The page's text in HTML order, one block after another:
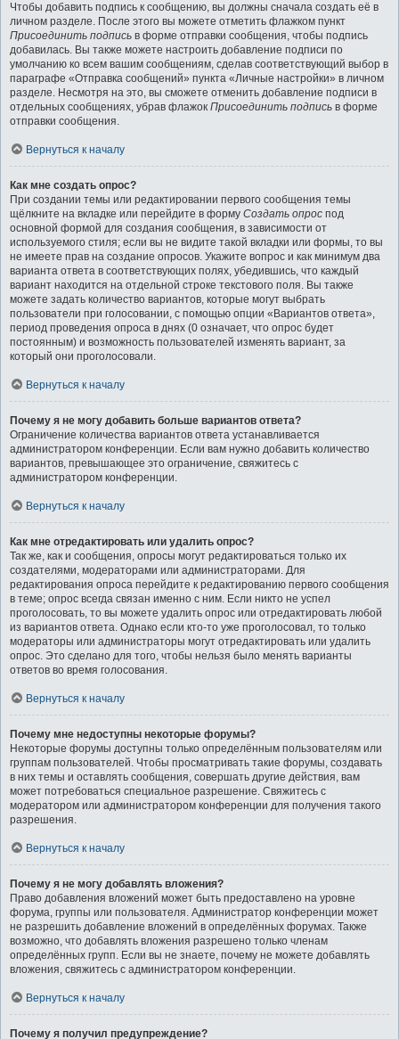
Чтобы добавить подпись к сообщению, вы должны сначала создать её в
личном разделе. После этого вы можете отметить флажком пункт
Присоединить подпись в форме отправки сообщения, чтобы подпись
добавилась. Вы также можете настроить добавление подписи по
умолчанию ко всем вашим сообщениям, сделав соответствующий выбор в
параграфе «Отправка сообщений» пункта «Личные настройки» в личном
разделе. Несмотря на это, вы сможете отменить добавление подписи в
отдельных сообщениях, убрав флажок Присоединить подпись в форме
отправки сообщения.
Вернуться к началу
Как мне создать опрос?
При создании темы или редактировании первого сообщения темы
щёлкните на вкладке или перейдите в форму Создать опрос под
основной формой для создания сообщения, в зависимости от
используемого стиля; если вы не видите такой вкладки или формы, то вы
не имеете прав на создание опросов. Укажите вопрос и как минимум два
варианта ответа в соответствующих полях, убедившись, что каждый
вариант находится на отдельной строке текстового поля. Вы также
можете задать количество вариантов, которые могут выбрать
пользователи при голосовании, с помощью опции «Вариантов ответа»,
период проведения опроса в днях (0 означает, что опрос будет
постоянным) и возможность пользователей изменять вариант, за
который они проголосовали.
Вернуться к началу
Почему я не могу добавить больше вариантов ответа?
Ограничение количества вариантов ответа устанавливается
администратором конференции. Если вам нужно добавить количество
вариантов, превышающее это ограничение, свяжитесь с
администратором конференции.
Вернуться к началу
Как мне отредактировать или удалить опрос?
Так же, как и сообщения, опросы могут редактироваться только их
создателями, модераторами или администраторами. Для
редактирования опроса перейдите к редактированию первого сообщения
в теме; опрос всегда связан именно с ним. Если никто не успел
проголосовать, то вы можете удалить опрос или отредактировать любой
из вариантов ответа. Однако если кто-то уже проголосовал, то только
модераторы или администраторы могут отредактировать или удалить
опрос. Это сделано для того, чтобы нельзя было менять варианты
ответов во время голосования.
Вернуться к началу
Почему мне недоступны некоторые форумы?
Некоторые форумы доступны только определённым пользователям или
группам пользователей. Чтобы просматривать такие форумы, создавать
в них темы и оставлять сообщения, совершать другие действия, вам
может потребоваться специальное разрешение. Свяжитесь с
модератором или администратором конференции для получения такого
разрешения.
Вернуться к началу
Почему я не могу добавлять вложения?
Право добавления вложений может быть предоставлено на уровне
форума, группы или пользователя. Администратор конференции может
не разрешить добавление вложений в определённых форумах. Также
возможно, что добавлять вложения разрешено только членам
определённых групп. Если вы не знаете, почему не можете добавлять
вложения, свяжитесь с администратором конференции.
Вернуться к началу
Почему я получил предупреждение?